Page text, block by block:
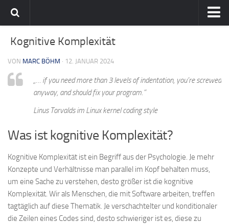
Home
flavia-it.de
Kognitive Komplexität
VON MARC BÖHM · 12. JANUAR 2024
„… if you need more than 3 levels of indentation, you’re screwed
anyway, and should fix your program.“
Linus Torvalds im Linux kernel coding style
Was ist kognitive Komplexität?
Kognitive Komplexität ist ein Begriff aus der Psychologie. Je mehr
Konzepte und Verhältnisse man parallel im Kopf behalten muss,
um eine Sache zu verstehen, desto größer ist die kognitive
Komplexität. Wir als Menschen, die mit Software arbeiten, treffen
tagtäglich auf diese Thematik. Je verschachtelter und konditionaler
die Zeilen eines Codes sind, desto schwieriger ist es, diese zu